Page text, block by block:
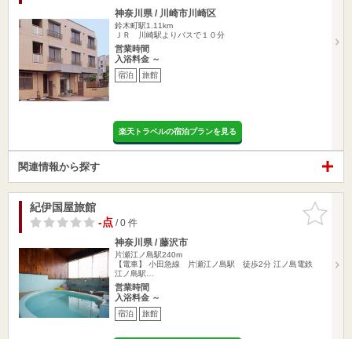
神奈川県 / 川崎市川崎区
鈴木町駅1.11km
ＪＲ 川崎駅よりバスで１０分
営業時間
入浴料金 ～
宿泊 旅館
楽天トラベルの宿泊プランを見る
関連情報から探す
お気に入
りに追加
紀伊国屋旅館
-点/ 0 件
神奈川県 / 藤沢市
片瀬江ノ島駅240m
【電車】 小田急線 片瀬江ノ島駅 徒歩2分 江ノ島電鉄
江ノ島駅…
営業時間
入浴料金 ～
宿泊 旅館